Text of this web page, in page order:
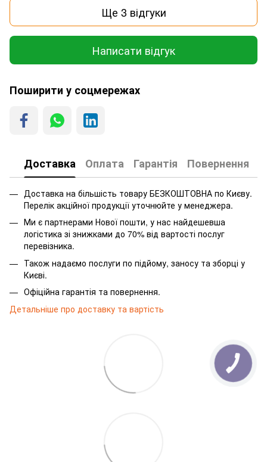
Ще 3 відгуки
Написати відгук
Поширити у соцмережах
Доставка Оплата Гарантія Повернення
Доставка на більшість товару БЕЗКОШТОВНА по Києву.
Перелік акційної продукції уточнюйте у менеджера.
Ми є партнерами Нової пошти, у нас найдешевша
логістика зі знижками до 70% від вартості послуг
перевізника.
Також надаємо послуги по підйому, заносу та зборці у
Києві.
Офіційна гарантія та повернення.
Детальніше про доставку та вартість